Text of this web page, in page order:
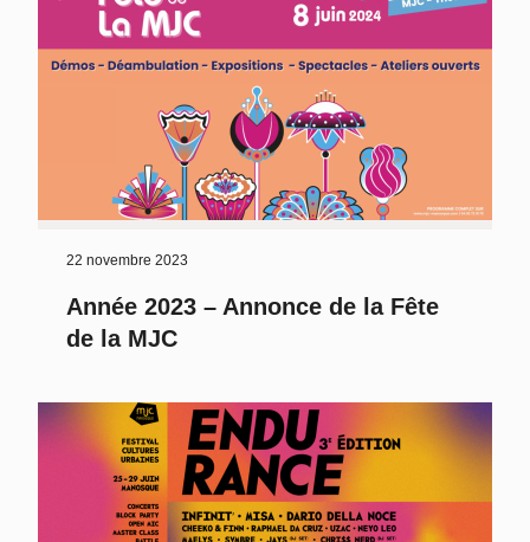
22 novembre 2023
Année 2023 – Annonce de la Fête
de la MJC